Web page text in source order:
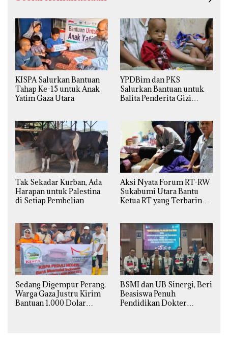
KISPA Salurkan Bantuan
Tahap Ke-15 untuk Anak
Yatim Gaza Utara
YPDBim dan PKS
Salurkan Bantuan untuk
Balita Penderita Gizi
Tak Sekadar Kurban, Ada
Harapan untuk Palestina
di Setiap Pembelian
Aksi Nyata Forum RT-RW
Sukabumi Utara Bantu
Ketua RT yang Terbaring
Sedang Digempur Perang,
Warga Gaza Justru Kirim
Bantuan 1.000 Dolar
BSMI dan UB Sinergi, Beri
Beasiswa Penuh
Pendidikan Dokter